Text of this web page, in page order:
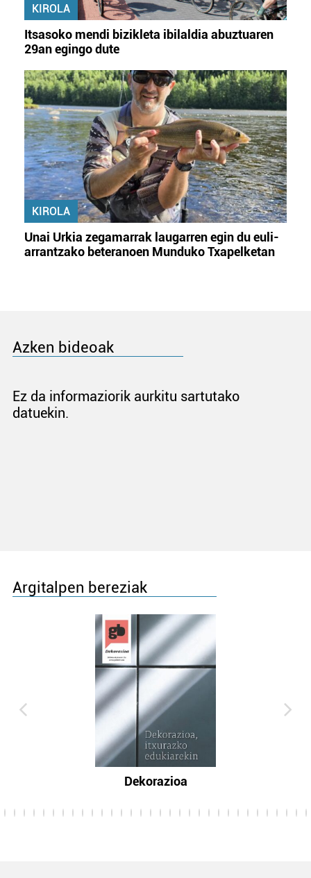
KIROLA
Itsasoko mendi bizikleta ibilaldia abuztuaren
29an egingo dute
KIROLA
Unai Urkia zegamarrak laugarren egin du euli-
arrantzako beteranoen Munduko Txapelketan
Azken bideoak
Ez da informaziorik aurkitu sartutako
datuekin.
Argitalpen bereziak
Dekorazioa